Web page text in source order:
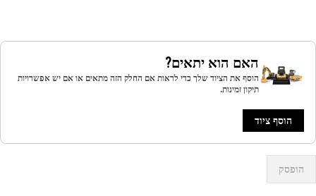
האם הוא יתאים?
הוסף את הציוד שלך כדי לראות אם החלק הזה מתאים או אם יש אפשרויות
תיקון זמינות.
הוסף ציוד
הופסק